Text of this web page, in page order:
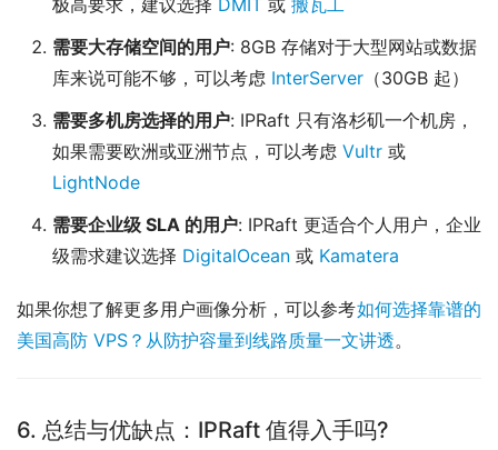
极高要求，建议选择 DMIT 或 搬瓦工
需要大存储空间的用户: 8GB 存储对于大型网站或数据
库来说可能不够，可以考虑 InterServer （30GB 起）
需要多机房选择的用户: IPRaft 只有洛杉矶一个机房，
如果需要欧洲或亚洲节点，可以考虑 Vultr 或
LightNode
需要企业级 SLA 的用户: IPRaft 更适合个人用户，企业
级需求建议选择 DigitalOcean 或 Kamatera
如果你想了解更多用户画像分析，可以参考如何选择靠谱的
美国高防 VPS？从防护容量到线路质量一文讲透。
6. 总结与优缺点：IPRaft 值得入手吗?